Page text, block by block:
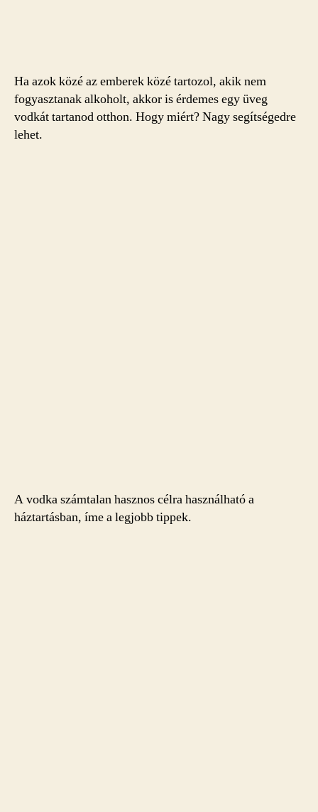
Ha azok közé az emberek közé tartozol, akik nem
fogyasztanak alkoholt, akkor is érdemes egy üveg
vodkát tartanod otthon. Hogy miért? Nagy segítségedre
lehet.
A vodka számtalan hasznos célra használható a
háztartásban, íme a legjobb tippek.